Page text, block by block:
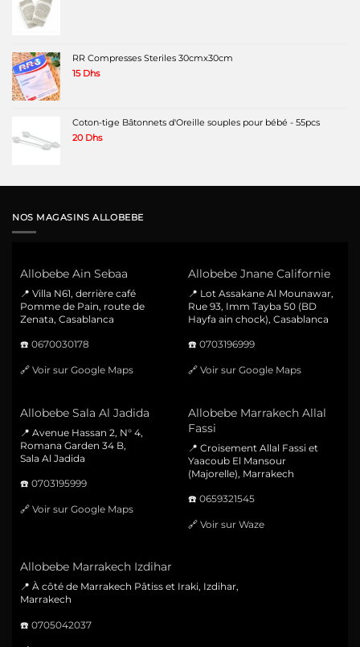
RR Compresses Steriles 30cmx30cm
15 Dhs
Coton-tige Bâtonnets d'Oreille souples pour bébé - 55pcs
20 Dhs
NOS MAGASINS ALLOBEBE
Allobebe Ain Sebaa
📍 Villa N61, derrière café
Pomme de Pain, route de
Zenata, Casablanca
☎️ 0670030178
🔗 Voir sur Google Maps
Allobebe Jnane Californie
📍 Lot Assakane Al Mounawar,
Rue 93, Imm Tayba 50 (BD
Hayfa ain chock), Casablanca
☎️ 0703196999
🔗 Voir sur Google Maps
Allobebe Sala Al Jadida
📍 Avenue Hassan 2, N° 4,
Romana Garden 34 B,
Sala Al Jadida
☎️ 0703195999
🔗 Voir sur Google Maps
Allobebe Marrakech Allal
Fassi
📍 Croisement Allal Fassi et
Yaacoub El Mansour
(Majorelle), Marrakech
☎️ 0659321545
🔗 Voir sur Waze
Allobebe Marrakech Izdihar
📍 À côté de Marrakech Pâtiss et Iraki, Izdihar,
Marrakech
☎️ 0705042037